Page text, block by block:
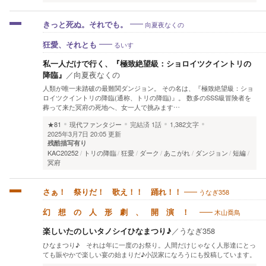
きっと死ぬ。それでも。 向夏夜なくの
狂愛、それとも るいす
私一人だけで行く、『極致絶望級：ショロイツクイントリの
降臨』 ／向夏夜なくの
人類が唯一未踏破の最難関ダンジョン。 その名は、『極致絶望級：ショ
ロイツクイントリの降臨(通称、トリの降臨)』。 数多のSSS級冒険者を
葬って来た冥府の死地へ、女一人で挑みます…
★81
現代ファンタジー 完結済 1話
1,382文字
2025年3月7日 20:05 更新
残酷描写有り
KAC20252 トリの降臨 狂愛 ダーク あこがれ ダンジョン 短編
冥府
さぁ！ 祭りだ！ 歌え！！ 踊れ！！ うなぎ358
幻 想 の 人 形 劇 、 開 演 ！ 木山喬鳥
楽しいたのしいタノシイひなまつり♪／ うなぎ358
ひなまつり♪ それは年に一度のお祭り。人間だけじゃなく人形達にとっ
ても賑やかで楽しい宴の始まりだ♪小説家になろうにも投稿しています。